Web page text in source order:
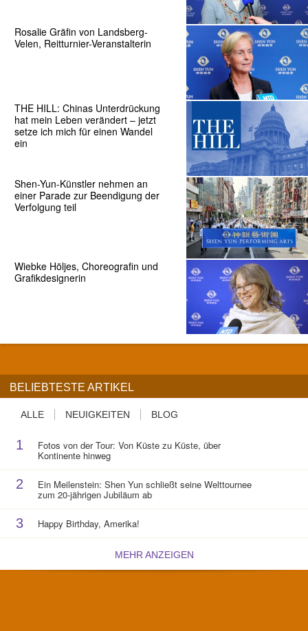
Rosalie Gräfin von Landsberg-
Velen, Reitturnier-Veranstalterin
THE HILL: Chinas Unterdrückung
hat mein Leben verändert – jetzt
setze ich mich für einen Wandel
ein
Shen-Yun-Künstler nehmen an
einer Parade zur Beendigung der
Verfolgung teil
Wiebke Höljes, Choreografin und
Grafikdesignerin
BELIEBTESTE ARTIKEL
ALLE NEUIGKEITEN BLOG
1 Fotos von der Tour: Von Küste zu Küste, über
Kontinente hinweg
2 Ein Meilenstein: Shen Yun schließt seine Welttournee
zum 20-jährigen Jubiläum ab
3 Happy Birthday, Amerika!
MEHR ANZEIGEN